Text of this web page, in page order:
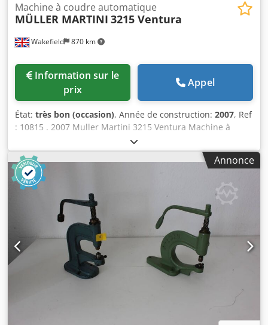
Wakefield 870 km
Machine à coudre automatique
MÜLLER MARTINI 3215 Ventura
prix
Appel
État: très bon (occasion), Année de construction: 2007, Ref
: 10815 . 2007 Muller Martini 3215 Ventura Machine à
coudre entièrement automatique à grande vitesse
Caractéristiques : Large gamme de formats de produits
Papiers à partir de 22 g/m Ouverture du margeur et/ou du
couteau Codpfxet Sybcj Ai Neha Système de couture
innovant Formation brevetée de boucles avec de l'air
comprimé Changement rapide entre les différents types
de points Equipée de : Ouverture à succion 4 + 4 pour les
produits avec ou sans surpli Système de balayage optique
Pièces supplémentaires pour le traitement de l'impression
fine Livraison de l'empileur Longueur maximale de la
signature : 510 mm Vitesse maximale : 12 000/heure
Annonce